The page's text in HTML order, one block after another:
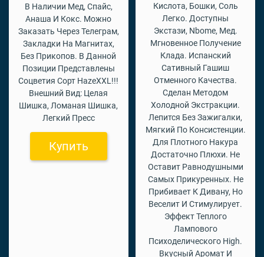
В Наличии Мед, Спайс,
Анаша И Кокс. Можно
Заказать Через Телеграм,
Закладки На Магнитах,
Без Прикопов. В Данной
Позиции Представлены
Соцветия Сорт HazeXXL!!!
Внешний Вид: Целая
Шишка, Ломаная Шишка,
Легкий Пресс
Купить
Кислота, Бошки, Соль
Легко. Доступны
Экстази, Nbome, Мед.
Мгновенное Получение
Клада. Испанский
Сативный Гашиш
Отменного Качества.
Сделан Методом
Холодной Экстракции.
Лепится Без Зажигалки,
Мягкий По Консистенции.
Для Плотного Накура
Достаточно Плюхи. Не
Оставит Равнодушными
Самых Прикуренных. Не
Прибивает К Дивану, Но
Веселит И Стимулирует.
Эффект Теплого
Лампового
Психоделического High.
Вкусный Аромат И